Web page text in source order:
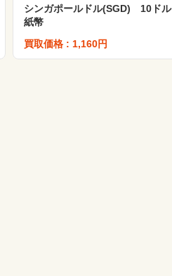
シンガポールドル(SGD) 10ドル
紙幣
買取価格 : 1,160円